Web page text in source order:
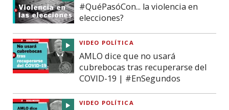
#QuéPasóCon... la violencia en
elecciones?
VIDEO POLÍTICA
AMLO dice que no usará
cubrebocas tras recuperarse del
COVID-19 | #EnSegundos
VIDEO POLÍTICA